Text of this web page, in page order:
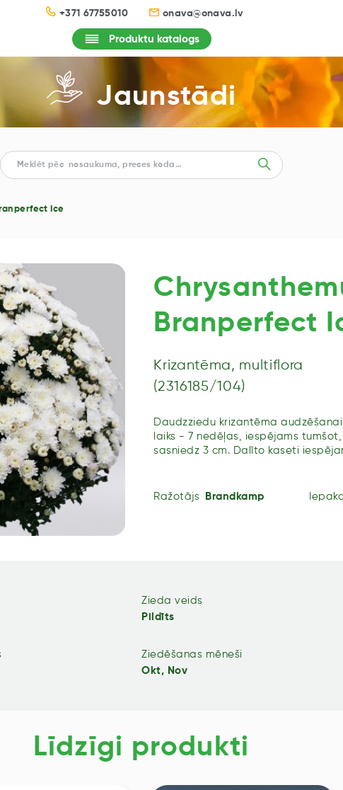
+371 67755010 onava@onava.lv
Produktu katalogs
Jaunstādi
Ice
Branperfect
Krizantēma, multiflora
(2316185/104)
Daudzziedu krizantēma
laiks - 7 nedēļas, iespējams
sasniedz 3 cm. Dalīto kaseti
Ražotājs Brandkamp
Zieda veids
Pildīts
Ziedēšanas mēneši
Okt, Nov
Līdzīgi produkti